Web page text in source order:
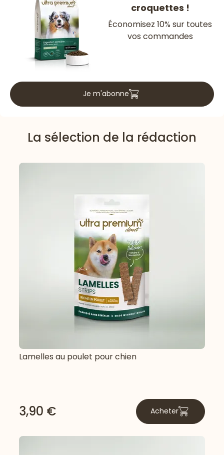
croquettes !
Économisez 10% sur toutes
vos commandes
Je m'abonne
La sélection de la rédaction
Lamelles au poulet pour chien
3,90 € Acheter